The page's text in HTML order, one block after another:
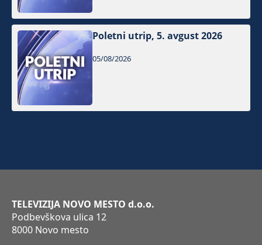
Poletni utrip, 5. avgust 2026
05/08/2026
TELEVIZIJA NOVO MESTO d.o.o.
Podbevškova ulica 12
8000 Novo mesto